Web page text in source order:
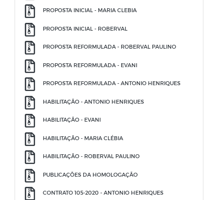
PROPOSTA INICIAL - MARIA CLEBIA
PROPOSTA INICIAL - ROBERVAL
PROPOSTA REFORMULADA - ROBERVAL PAULINO
PROPOSTA REFORMULADA - EVANI
PROPOSTA REFORMULADA - ANTONIO HENRIQUES
HABILITAÇÃO - ANTONIO HENRIQUES
HABILITAÇÃO - EVANI
HABILITAÇÃO - MARIA CLÉBIA
HABILITAÇÃO - ROBERVAL PAULINO
PUBLICAÇÕES DA HOMOLOGAÇÃO
CONTRATO 105-2020 - ANTONIO HENRIQUES